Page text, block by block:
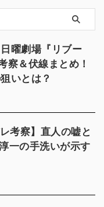
曜劇場『リブー
＆伏線まとめ！
いとは？
考察】直人の嘘と
一の手洗いが示す